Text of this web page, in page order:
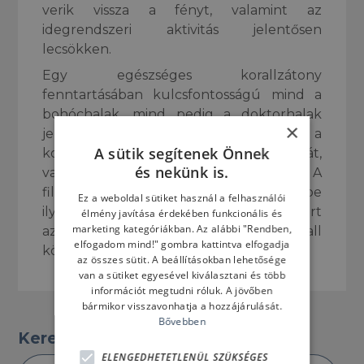
verik vissza a fényt, valamint az
idegrendszeri aktivitás jelentősen
lecsökken.
Egy egészséges korallzátony
fenntartásában kulcsfontosságú mind a
bohóchalak, mind pedig a doktorhalak
jelenléte. Hiányuk hamar okozná a
korallok elalgásodását, és pusztulását,
valamint kártékony fajok elszaporodását. A
filmmel ellentétben soha, ne gyűjtsünk be
ilyen fajokat akváriumi díszhalnak, mert
azzal lehet, hogy halálra ítéljük az a korall
közösséget!
Keresés a Blogban
×
A sütik segítenek Önnek
és nekünk is.
Ez a weboldal sütiket használ a felhasználói
élmény javítása érdekében funkcionális és
marketing kategóriákban. Az alábbi "Rendben,
elfogadom mind!" gombra kattintva elfogadja
az összes sütit. A beállításokban lehetősége
van a sütiket egyesével kiválasztani és több
információt megtudni róluk. A jövőben
bármikor visszavonhatja a hozzájárulását.
Bővebben
ELENGEDHETETLENÜL SZÜKSÉGES